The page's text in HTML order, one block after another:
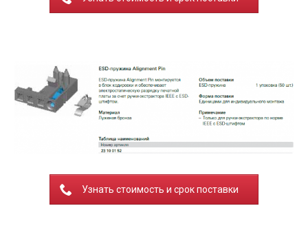
Узнать стоимость и срок поставки